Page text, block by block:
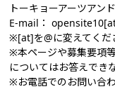
トーキョーアーツアン
E-mail：
※[at]を@に変えてくだ
※本ページや募集要項
についてはお答えでき
※お電話でのお問い合